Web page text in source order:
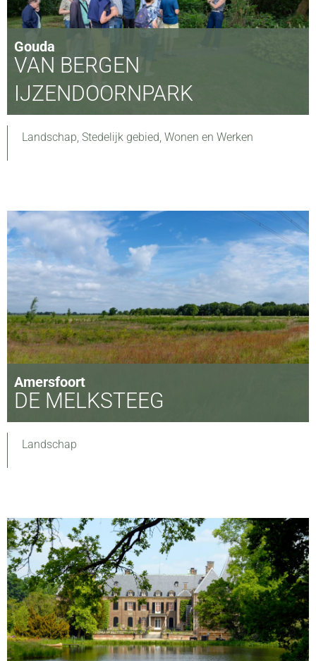
Gouda
VAN BERGEN
IJZENDOORNPARK
Landschap, Stedelijk gebied, Wonen en Werken
Amersfoort
DE MELKSTEEG
Landschap